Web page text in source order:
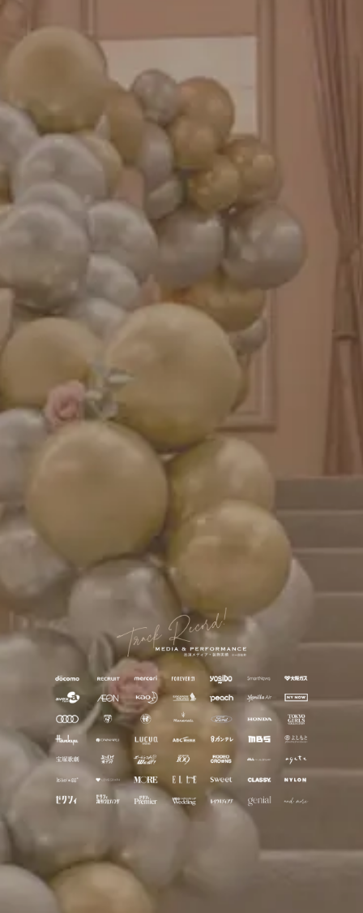
成人式バルーン特集